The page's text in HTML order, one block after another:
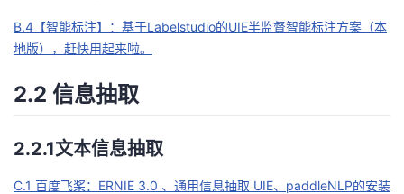
B.4【智能标注】：基于Labelstudio的UIE半监督智能标注方案（本
地版），赶快用起来啦。
2.2 信息抽取
2.2.1文本信息抽取
C.1 百度飞桨：ERNIE 3.0 、通用信息抽取 UIE、paddleNLP的安装